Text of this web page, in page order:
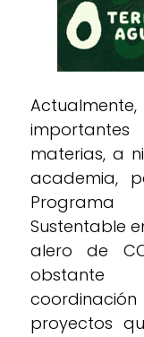
materias, a
academia,
Programa
Sustentable
alero de
obstante
proyectos